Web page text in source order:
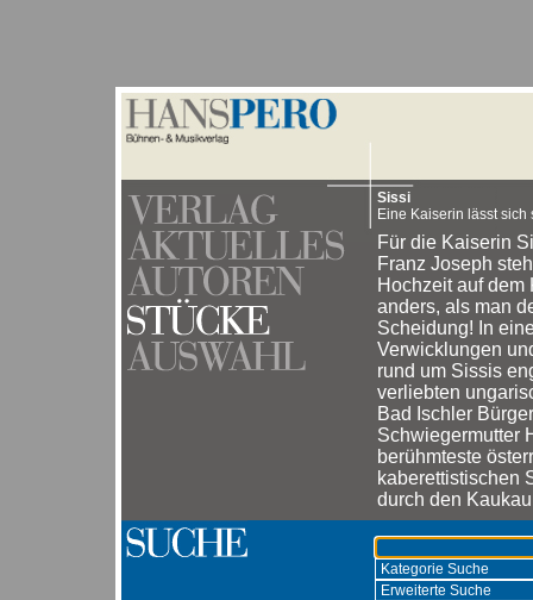
Sissi
Eine Kaiserin lässt sich
Für die Kaiserin
Franz Joseph
Hochzeit auf dem
anders, als man
Scheidung! In
Verwicklungen
rund um Sissis
verliebten
Bad Ischler
Schwiegermutter
berühmteste
kaberettistischen
durch den